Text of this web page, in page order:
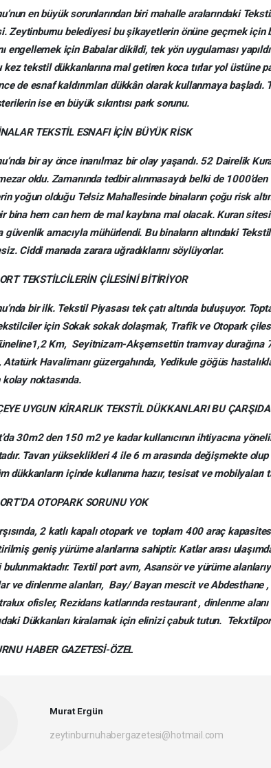
en büyük sorunlarından biri mahalle aralarındaki
Zeytinburnu belediyesi bu şikayetlerin önüne geçmek için
engellemek için Babalar dikildi, tek yön uygulaması
kez tekstil dükkanlarına mal getiren koca tırlar yol üstüne
de esnaf kaldırımları dükkân olarak kullanmaya
ise en büyük sıkıntısı park sorunu.
TEKSTİL ESNAFI İÇİN BÜYÜK RİSK
bir ay önce inanılmaz bir olay yaşandı. 52 Dairelik
oldu. Zamanında tedbir alınmasaydı belki de
yoğun olduğu Telsiz Mahallesinde binaların çoğu risk
bina hem can hem de mal kaybına mal olacak. Kuran
güvenlik amacıyla mühürlendi. Bu binaların altındaki
Ciddi manada zarara uğradıklarını söylüyorlar.
TEKSTİLCİLERİN ÇİLESİNİ BİTİRİYOR
bir ilk. Tekstil Piyasası tek çatı altında buluşuyor.
için Sokak sokak dolaşmak, Trafik ve Otopark
Km, Seyitnizam-Akşemsettin tramvay durağına
Havalimanı güzergahında, Yedikule göğüs
kolay noktasında.
UYGUN KİRARLIK TEKSTİL DÜKKANLARI BU ÇARŞIDA
30m2 den 150 m2 ye kadar kullanıcının ihtiyacına
Tavan yükseklikleri 4 ile 6 m arasında değişmekte
dükkanların içinde kullanıma hazır, tesisat ve
OTOPARK SORUNU YOK
2 katlı kapalı otopark ve toplam 400 araç
geniş yürüme alanlarına sahiptir. Katlar arası
Textil port avm, Asansör ve yürüme
ve dinlenme alanları, Bay/ Bayan mescit ve Abdesthane
ofisler, Rezidans katlarında restaurant , dinlenme alanı
Dükkanları kiralamak için elinizi çabuk tutun.
HABER GAZETESİ-ÖZEL
Murat Ergün
zeytinburnuhabergazetesi@hotmail.com